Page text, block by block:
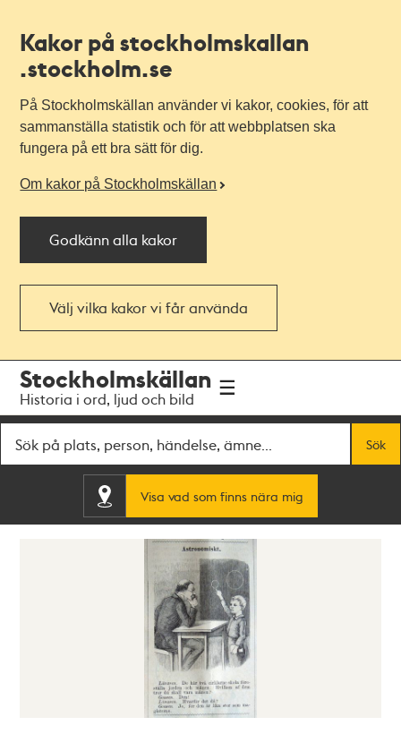
Kakor på stockholmskallan
.stockholm.se
På Stockholmskällan använder vi kakor, cookies, för att
sammanställa statistik och för att webbplatsen ska
fungera på ett bra sätt för dig.
Om kakor på Stockholmskällan
Godkänn alla kakor
Välj vilka kakor vi får använda
navigationen
huvudinnehållet
Stockholmskällan
Historia i ord, ljud och bild
Sök
Visa vad som finns nära mig